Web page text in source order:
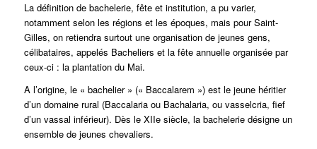
La définition de bachelerie, fête et institution, a pu varier,
notamment selon les régions et les époques, mais pour Saint-
Gilles, on retiendra surtout une organisation de jeunes gens,
célibataires, appelés Bacheliers et la fête annuelle organisée par
ceux-ci : la plantation du Mai.
A l’origine, le « bachelier » (« Baccalarem ») est le jeune héritier
d’un domaine rural (Baccalaria ou Bachalaria, ou vasselcria, fief
d’un vassal inférieur). Dès le XIIe siècle, la bachelerie désigne un
ensemble de jeunes chevaliers.